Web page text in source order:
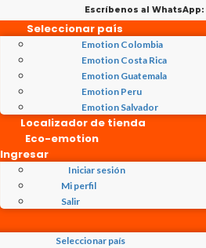
Escríbenos al WhatsApp:
Seleccionar país
Emotion Colombia
Emotion Costa Rica
Emotion Guatemala
Emotion Peru
Emotion Salvador
Localizador de tienda
Eco-emotion
Ingresar
Iniciar sesión
Mi perfil
Salir
Seleccionar país